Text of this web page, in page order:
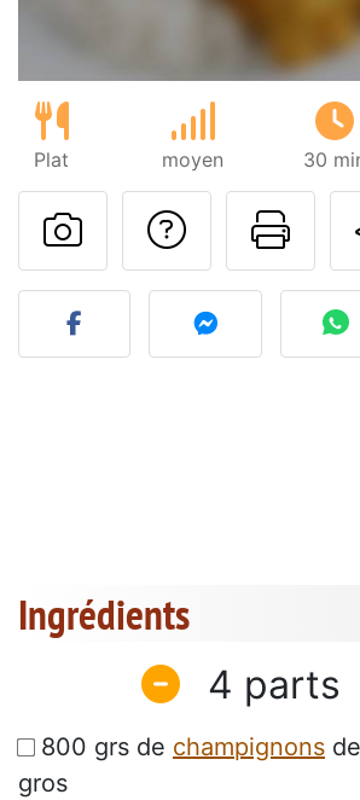
Plat moyen 30
Poser
Publier votre
Ingrédients
4
800 grs de champignons
gros